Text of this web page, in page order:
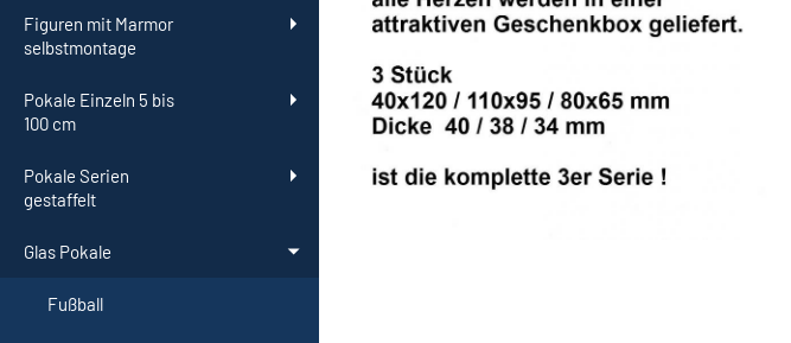
Figuren mit Marmor
selbstmontage
Pokale Einzeln 5 bis
100 cm
Pokale Serien
gestaffelt
Glas Pokale
Fußball